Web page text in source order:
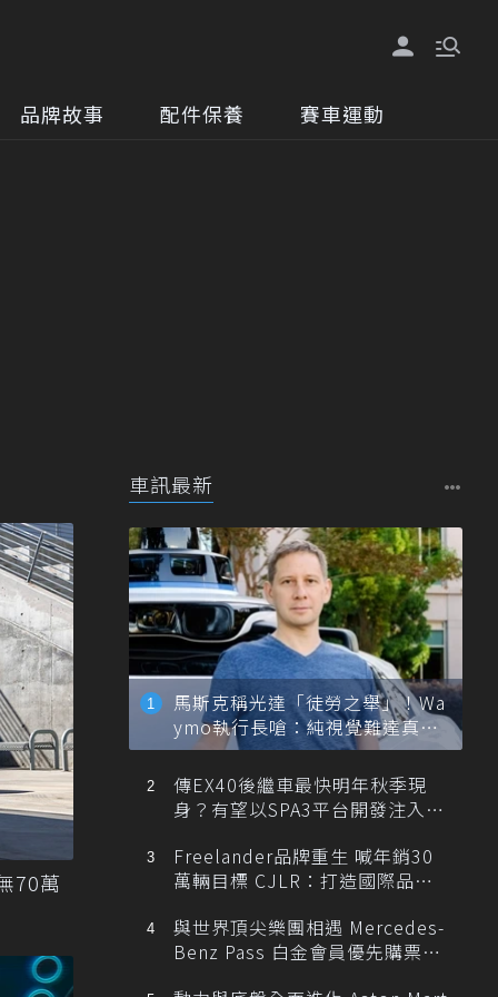
品牌故事 配件保養 賽車運動
70萬
車訊最新
馬斯克稱光達「徒勞之舉」！Wa
ymo執行長嗆：純視覺難達真正
自動駕駛
傳EX40後繼車最快明年秋季現
身？有望以SPA3平台開發注入80
Freelander品牌重生 喊年銷30
萬輛目標 CJLR：打造國際品牌
與世界頂尖樂團相遇 Mercedes-
Benz Pass 白金會員優先購票維